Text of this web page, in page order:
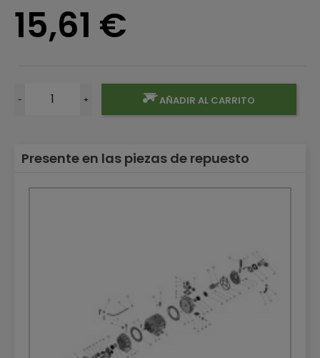
15,61 €
- + AÑADIR AL CARRITO
Presente en las piezas de repuesto